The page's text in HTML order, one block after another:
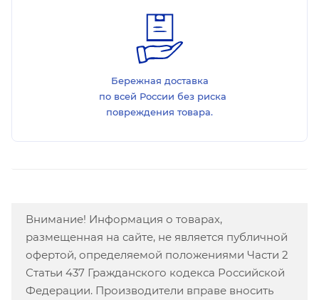
Бережная доставка
по всей России без риска
повреждения товара.
Внимание! Информация о товарах,
размещенная на сайте, не является публичной
офертой, определяемой положениями Части 2
Статьи 437 Гражданского кодекса Российской
Федерации. Производители вправе вносить